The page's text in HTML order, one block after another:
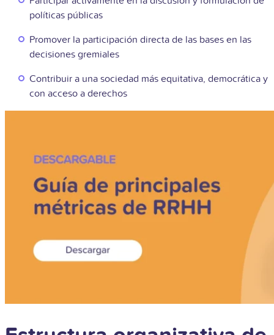
políticas públicas
Promover la participación directa de las bases en las
decisiones gremiales
Contribuir a una sociedad más equitativa, democrática y
con acceso a derechos